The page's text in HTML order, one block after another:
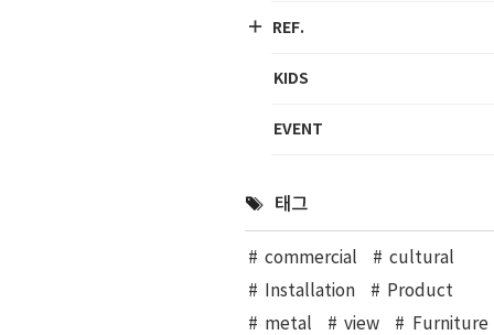
REF.
KIDS
EVENT
태그
commercial
cultural
Installation
Product
metal
view
Furniture